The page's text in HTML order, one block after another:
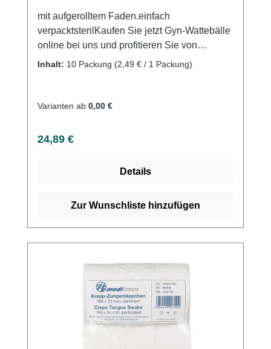
mit aufgerolltem Faden.einfach
verpacktsterilKaufen Sie jetzt Gyn-Wattebälle
online bei uns und profitieren Sie von
unserem schnellen Versand und unserem
Inhalt: 10 Packung (2,49 € / 1 Packung)
Varianten ab 0,00 €
Regulärer Preis:
24,89 €
Details
Zur Wunschliste hinzufügen